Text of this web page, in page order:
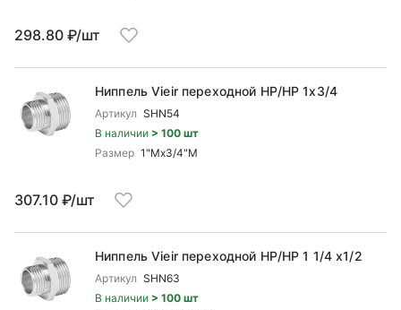
298.80 ₽/шт
Ниппель Vieir переходной НР/НР 1x3/4
Артикул SHN54
В наличии > 100 шт
Размер 1"Mx3/4"М
307.10 ₽/шт
Ниппель Vieir переходной НР/НР 1 1/4 x1/2
Артикул SHN63
В наличии > 100 шт